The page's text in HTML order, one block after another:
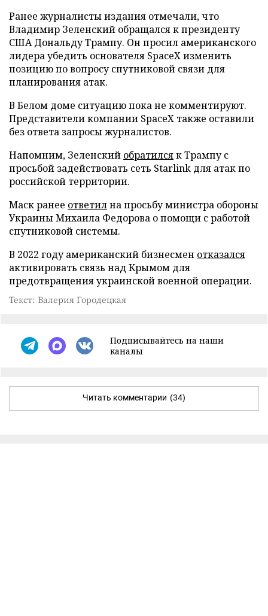
Ранее журналисты издания отмечали, что
Владимир Зеленский обращался к президенту
США Дональду Трампу. Он просил американского
лидера убедить основателя SpaceX изменить
позицию по вопросу спутниковой связи для
планирования атак.
В Белом доме ситуацию пока не комментируют.
Представители компании SpaceX также оставили
без ответа запросы журналистов.
Напомним, Зеленский обратилсяк Трампу с
просьбой задействовать сеть Starlink для атак по
российской территории.
Маск ранее ответилна просьбу министра обороны
Украины Михаила Федорова о помощи с работой
спутниковой системы.
В 2022 году американский бизнесмен отказался
активировать связь над Крымом для
предотвращения украинской военной операции.
Текст: Валерия Городецкая
Подписывайтесь на наши
каналы
Читать комментарии (34)